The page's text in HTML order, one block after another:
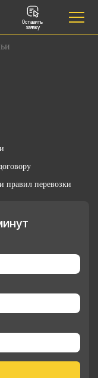
Оставить
заявку
правил перевозки